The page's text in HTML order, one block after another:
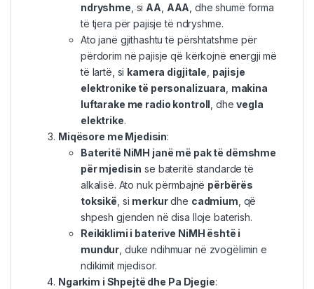
ndryshme , si AA AAA , dhe shumë forma
të tjera për pajisje të ndryshme.
Ato janë gjithashtu të përshtatshme për
përdorim në pajisje që kërkojnë energji më
të lartë, si kamera digjitale pajisje
elektronike të personalizuara makina
luftarake me radio kontroll , dhevegla
elektrike.
Miqësore me Mjedisin:
Bateritë NiMH janë më pak të dëmshme
për mjedisin se bateritë standarde të
alkalisë. Ato nuk përmbajnë përbërës
toksikë , si merkurdhe cadmium , që
shpesh gjenden në disa lloje baterish.
Reikiklimi i baterive NiMH është i
mundur , duke ndihmuar në zvogëlimin e
ndikimit mjedisor.
Ngarkim i Shpejtë dhe Pa Djegie: